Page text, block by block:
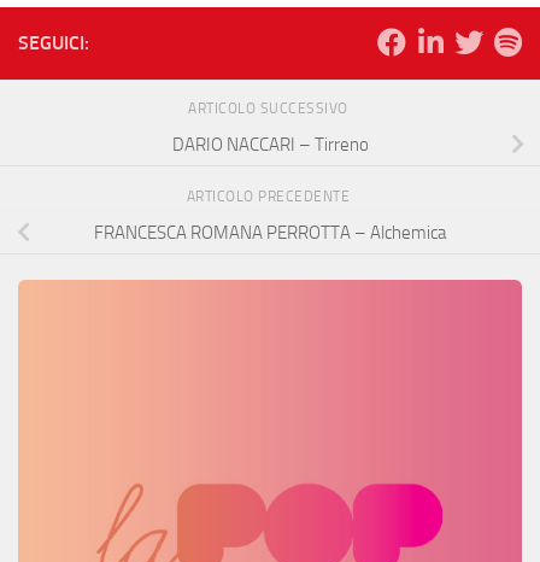
SEGUICI:
ARTICOLO SUCCESSIVO
DARIO NACCARI – Tirreno
ARTICOLO PRECEDENTE
FRANCESCA ROMANA PERROTTA – Alchemica